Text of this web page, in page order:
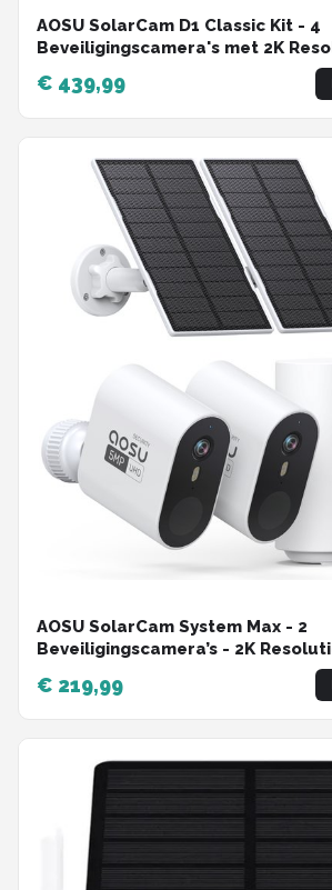
AOSU SolarCam D1 Classic Kit - 4
Beveiligingscamera's met 2K
€ 439,99
AOSU SolarCam System Max - 2
Beveiligingscamera’s - 2K
€ 219,99